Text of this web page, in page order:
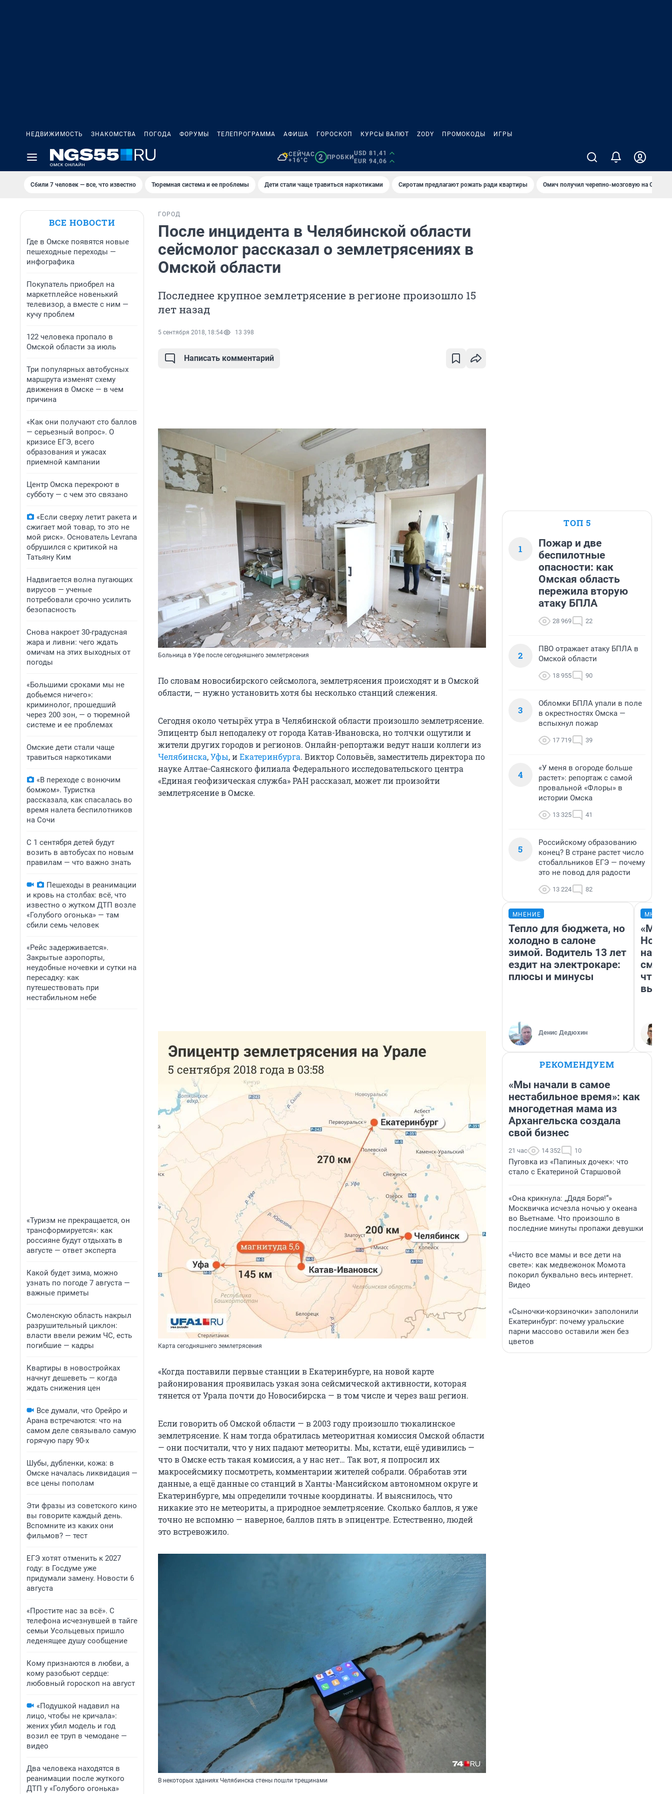
НЕДВИЖИМОСТЬ ЗНАКОМСТВА ПОГОДА ФОРУМЫ ТЕЛЕПРОГРАММА АФИША ГОРОСКОП КУРСЫ ВАЛЮТ ZODY ПРОМОКОДЫ ИГРЫ
СЕЙЧАС
+16°C
2 ПРОБКИ
USD 81,41
EUR 94,06
Сбили 7 человек — все, что известно Тюремная система и ее проблемы Дети стали чаще травиться наркотиками Сиротам предлагают рожать ради квартиры Омич получил черепно-мозговую на ОНПЗ
ВСЕ НОВОСТИ
Где в Омске появятся новые
пешеходные переходы —
инфографика
Покупатель приобрел на
маркетплейсе новенький
телевизор, а вместе с ним —
кучу проблем
122 человека пропало в
Омской области за июль
Три популярных автобусных
маршрута изменят схему
движения в Омске — в чем
причина
«Как они получают сто баллов
— серьезный вопрос». О
кризисе ЕГЭ, всего
образования и ужасах
приемной кампании
Центр Омска перекроют в
субботу — с чем это связано
«Если сверху летит ракета и
сжигает мой товар, то это не
мой риск». Основатель Levrana
обрушился с критикой на
Татьяну Ким
Надвигается волна пугающих
вирусов — ученые
потребовали срочно усилить
безопасность
Снова накроет 30-градусная
жара и ливни: чего ждать
омичам на этих выходных от
погоды
«Большими сроками мы не
добьемся ничего»:
криминолог, прошедший
через 200 зон, — о тюремной
системе и ее проблемах
Омские дети стали чаще
травиться наркотиками
«В переходе с вонючим
бомжом». Туристка
рассказала, как спасалась во
время налета беспилотников
на Сочи
С 1 сентября детей будут
возить в автобусах по новым
правилам — что важно знать
Пешеходы в реанимации
и кровь на столбах: всё, что
известно о жутком ДТП возле
«Голубого огонька» — там
сбили семь человек
«Рейс задерживается».
Закрытые аэропорты,
неудобные ночевки и сутки на
пересадку: как
путешествовать при
нестабильном небе
«Туризм не прекращается, он
трансформируется»: как
россияне будут отдыхать в
августе — ответ эксперта
Какой будет зима, можно
узнать по погоде 7 августа —
важные приметы
Смоленскую область накрыл
разрушительный циклон:
власти ввели режим ЧС, есть
погибшие — кадры
Квартиры в новостройках
начнут дешеветь — когда
ждать снижения цен
Все думали, что Орейро и
Арана встречаются: что на
самом деле связывало самую
горячую пару 90-х
Шубы, дубленки, кожа: в
Омске началась ликвидация —
все цены пополам
Эти фразы из советского кино
вы говорите каждый день.
Вспомните из каких они
фильмов? — тест
ЕГЭ хотят отменить к 2027
году: в Госдуме уже
придумали замену. Новости 6
августа
«Простите нас за всё». С
телефона исчезнувшей в тайге
семьи Усольцевых пришло
леденящее душу сообщение
Кому признаются в любви, а
кому разобьют сердце:
любовный гороскоп на август
«Подушкой надавил на
лицо, чтобы не кричала»:
жених убил модель и год
возил ее труп в чемодане —
видео
Два человека находятся в
реанимации после жуткого
ДТП у «Голубого огонька»
ГОРОД
После инцидента в Челябинской области
сейсмолог рассказал о землетрясениях в
Омской области
Последнее крупное землетрясение в регионе произошло 15
лет назад
5 сентября 2018, 18:54 13 398
Написать комментарий
Больница в Уфе после сегодняшнего землетрясения
По словам новосибирского сейсмолога, землетрясения происходят и в Омской
области, — нужно установить хотя бы несколько станций слежения.
Сегодня около четырёх утра в Челябинской области произошло землетрясение.
Эпицентр был неподалеку от города Катав-Ивановска, но толчки ощутили и
жители других городов и регионов. Онлайн-репортажи ведут наши коллеги из
Челябинска,Уфы, иЕкатеринбурга. Виктор Соловьёв, заместитель директора по
науке Алтае-Саянского филиала Федерального исследовательского центра
«Единая геофизическая служба» РАН рассказал, может ли произойти
землетрясение в Омске.
Карта сегодняшнего землетрясения
«Когда поставили первые станции в Екатеринбурге, на новой карте
районирования проявилась узкая зона сейсмической активности, которая
тянется от Урала почти до Новосибирска — в том числе и через ваш регион.
Если говорить об Омской области — в 2003 году произошло тюкалинское
землетрясение. К нам тогда обратилась метеоритная комиссия Омской области
— они посчитали, что у них падают метеориты. Мы, кстати, ещё удивились —
что в Омске есть такая комиссия, а у нас нет… Так вот, я попросил их
макросейсмику посмотреть, комментарии жителей собрали. Обработав эти
данные, а ещё данные со станций в Ханты-Мансийском автономном округе и
Екатеринбурге, мы определили точные координаты. И выяснилось, что
никакие это не метеориты, а природное землетрясение. Сколько баллов, я уже
точно не вспомню — наверное, баллов пять в эпицентре. Естественно, людей
это встревожило.
В некоторых зданиях Челябинска стены пошли трещинами
ТОП 5
1
Пожар и две
беспилотные
опасности: как
Омская область
пережила вторую
атаку БПЛА
28 969 22
2
ПВО отражает атаку БПЛА в
Омской области
18 955 90
3
Обломки БПЛА упали в поле
в окрестностях Омска —
вспыхнул пожар
17 719 39
4
«У меня в огороде больше
растет»: репортаж с самой
провальной «Флоры» в
истории Омска
13 325 41
5
Российскому образованию
конец? В стране растет число
стобалльников ЕГЭ — почему
это не повод для радости
13 224 82
МНЕНИЕ
Тепло для бюджета, но
холодно в салоне
зимой. Водитель 13 лет
ездит на электрокаре:
плюсы и минусы
Денис Дедюхин
«Мы
РЕКОМЕНДУЕМ
«Мы начали в самое
нестабильное время»: как
многодетная мама из
Архангельска создала
свой бизнес
21 час 14 352 10
Пуговка из «Папиных дочек»: что
стало с Екатериной Старшовой
«Она крикнула: „Дядя Боря!“»
Москвичка исчезла ночью у океана
во Вьетнаме. Что произошло в
последние минуты пропажи девушки
«Чисто все мамы и все дети на
свете»: как медвежонок Момота
покорил буквально весь интернет.
Видео
«Сыночки-корзиночки» заполонили
Екатеринбург: почему уральские
парни массово оставили жен без
цветов